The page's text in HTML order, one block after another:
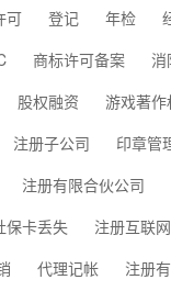
可 登记 年检
商标许可备案 消
股权融资 游戏著作
注册子公司 印章管
注册有限合伙公司
保卡丢失 注册互联
代理记帐 注册